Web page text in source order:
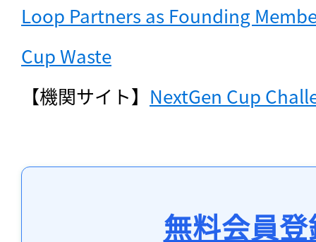
Loop Partners as Founding
Cup Waste
【機関サイト】 NextGen Cup
無料会員